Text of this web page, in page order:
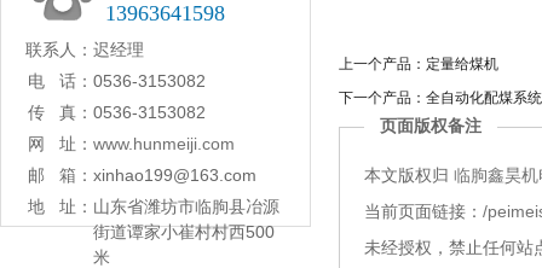
13963641598
联系人： 迟经理
电 话： 0536-3153082
传 真： 0536-3153082
网 址： www.hunmeiji.com
邮 箱： xinhao199@163.com
地 址： 山东省潍坊市临朐县冶源
街道谭家小崔村村西500
米
上一个产品： 定量给煤机
下一个产品： 全自动化配煤系统
页面版权备注
本文版权归 临朐鑫昊
当前页面链接： /
未经授权，禁止任何站